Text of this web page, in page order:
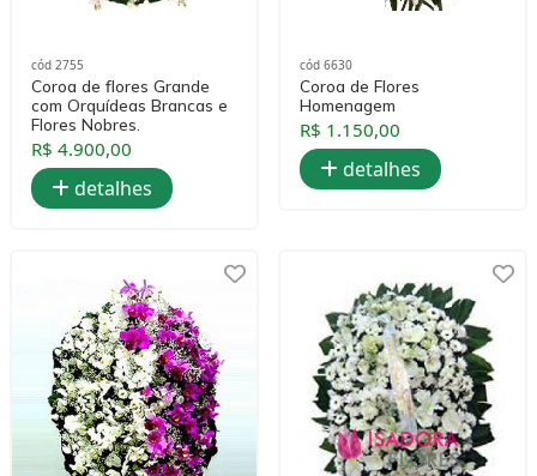
cód 2755
Coroa de flores Grande
com Orquídeas Brancas e
Flores Nobres.
R$ 4.900,00
detalhes
cód 6630
Coroa de Flores
Homenagem
R$ 1.150,00
detalhes